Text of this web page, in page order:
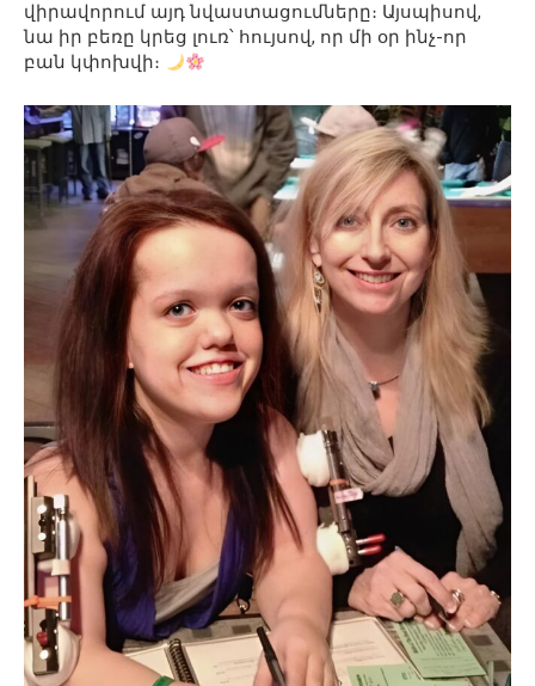
վիրավորում այդ նվաստացումները։ Այսպիսով,
նա իր բեռը կրեց լուռ՝ հույսով, որ մի օր ինչ-որ
բան կփոխվի։